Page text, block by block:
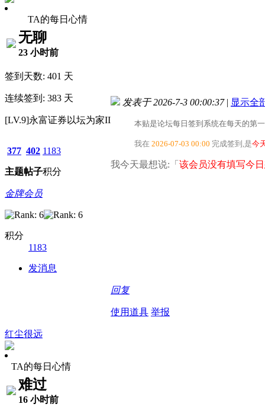
TA的每日心情
无聊
23 小时前
签到天数: 401 天
连续签到: 383 天
[LV.9]永富证券以坛为家II
377
主题
402
帖子
1183
积分
金牌会员
积分
1183
发消息
发表于 2026-7-3 00:00:37 | 显示全
本贴是论坛每日签到系统在每天的第
我在 2026-07-03 00:00 完成签到,是今
我今天最想说:「 该会员没有填写今
回复
使用道具 举报
红尘很远
TA的每日心情
难过
16 小时前